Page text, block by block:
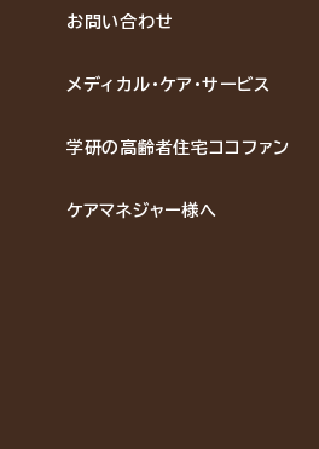
お問い合わせ
メディカル・ケア・サービス
学研の高齢者住宅ココファン
ケアマネジャー様へ